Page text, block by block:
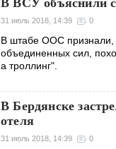
В ВСУ объяснили
31 июль 2018, 14:39 0
В штабе ООС признали,
объединенных сил,
а троллинг".
В Бердянске
отеля
31 июль 2018, 14:39 0